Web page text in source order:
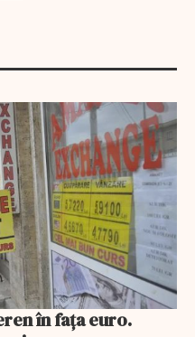
în fața euro.